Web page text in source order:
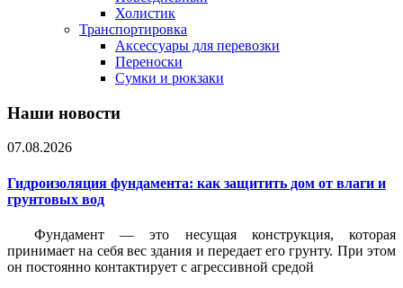
Холистик
Транспортировка
Аксессуары для перевозки
Переноски
Сумки и рюкзаки
Наши новости
07.08.2026
Гидроизоляция фундамента: как защитить дом от влаги и
грунтовых вод
Фундамент — это несущая конструкция, которая
принимает на себя вес здания и передает его грунту. При этом
он постоянно контактирует с агрессивной средой